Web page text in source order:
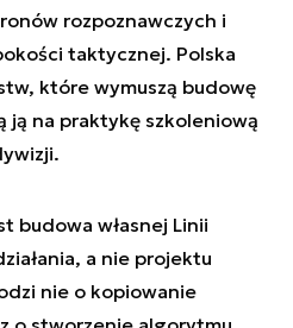
rozpoznawczych i
taktycznej. Polska
które wymuszą budowę
ją na praktykę szkoleniową
budowa własnej Linii
a nie projektu
nie o kopiowanie